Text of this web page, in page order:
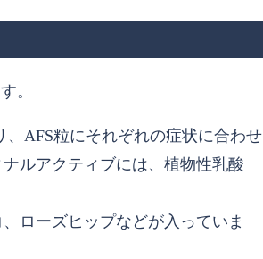
。
、AFS粒にそれぞれの症状に合わせ
ルアクティブには、植物性乳酸
ローズヒップなどが入っていま